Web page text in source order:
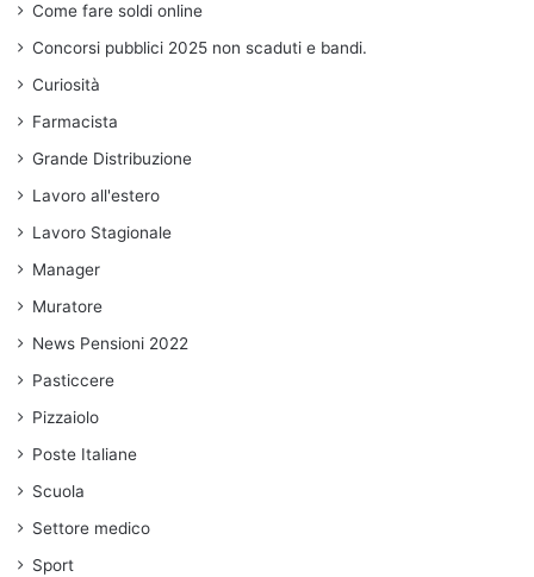
Come fare soldi online
Concorsi pubblici 2025 non scaduti e bandi.
Curiosità
Farmacista
Grande Distribuzione
Lavoro all'estero
Lavoro Stagionale
Manager
Muratore
News Pensioni 2022
Pasticcere
Pizzaiolo
Poste Italiane
Scuola
Settore medico
Sport